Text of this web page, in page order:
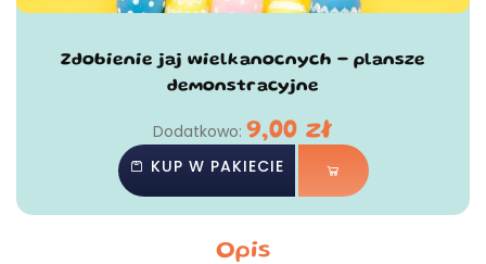
Zdobienie jaj wielkanocnych - plansze
demonstracyjne
Dodatkowo:9,00zł
KUP W PAKIECIE
Opis